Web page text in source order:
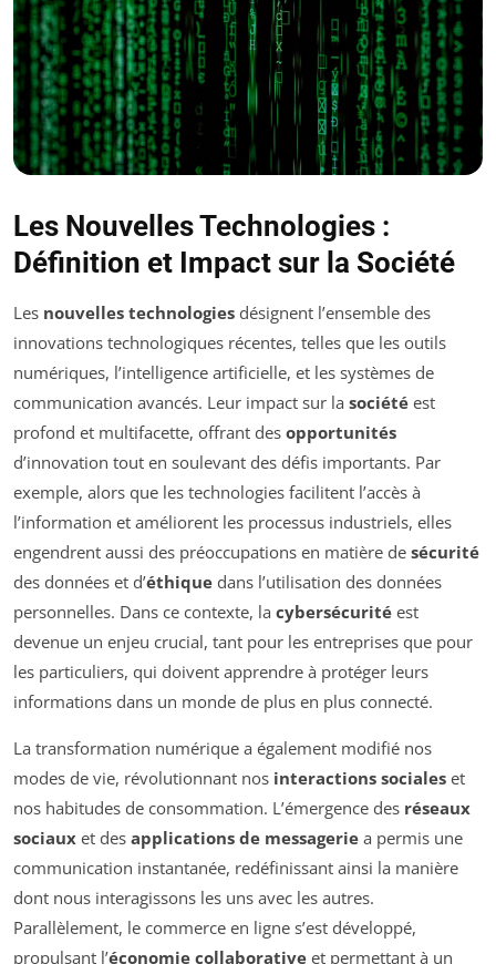
Les Nouvelles Technologies :
Définition et Impact sur la Société
Les nouvelles technologies désignent l’ensemble des
innovations technologiques récentes, telles que les outils
numériques, l’intelligence artificielle, et les systèmes de
communication avancés. Leur impact sur la société est
profond et multifacette, offrant des opportunités
d’innovation tout en soulevant des défis importants. Par
exemple, alors que les technologies facilitent l’accès à
l’information et améliorent les processus industriels, elles
engendrent aussi des préoccupations en matière de sécurité
des données et d’éthique dans l’utilisation des données
personnelles. Dans ce contexte, la cybersécurité est
devenue un enjeu crucial, tant pour les entreprises que pour
les particuliers, qui doivent apprendre à protéger leurs
informations dans un monde de plus en plus connecté.
La transformation numérique a également modifié nos
modes de vie, révolutionnant nos interactions sociales et
nos habitudes de consommation. L’émergence des réseaux
sociaux et des applications de messagerie a permis une
communication instantanée, redéfinissant ainsi la manière
dont nous interagissons les uns avec les autres.
Parallèlement, le commerce en ligne s’est développé,
propulsant l’économie collaborative et permettant à un